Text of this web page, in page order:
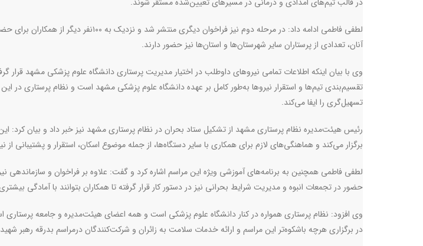
لطفی فاطمی ادامه داد: در مرحله دوم نیز فراخوان دیگری
آنان، تعدادی از پرستاران سایر شهرستان‌ها و استان‌ها نیز حضور دارند.
وی با بیان اینکه اطلاعات تمامی نیروهای داوطلب در اختیار مدیریت پرستاری دانشگاه علوم پزشکی مشهد قرار
تقسیم‌بندی تیم‌ها و استقرار نیروها به‌طور کامل بر عهده دانشگاه علوم پزشکی مشهد است و نظام پرستاری در
تسهیل‌گری را ایفا می‌کند.
رئیس هیئت‌مدیره نظام پرستاری مشهد از تشکیل ستاد بحران در نظام پرستاری مشهد نیز خبر داد و بیان
برگزار می‌کند و هماهنگی‌های لازم برای همکاری با سایر دستگاه‌ها، از جمله موضوع اسکان، استقرار و پشتیبانی
لطفی فاطمی همچنین به برنامه‌های آموزشی ویژه این مراسم اشاره کرد و گفت: علاوه بر فراخوان و سازماندهی
حضور در تجمعات انبوه و مدیریت شرایط بحرانی نیز در دستور کار قرار گرفته تا همکاران بتوانند با آمادگی
وی افزود: نظام پرستاری همواره در کنار دانشگاه علوم پزشکی است و همه اعضای هیئت‌مدیره و جامعه پرستاری
در برگزاری هرچه باشکوه‌تر این مراسم و ارائه خدمات سلامت به زائران و شرکت‌کنندگان درمراسم بدرقه رهبر